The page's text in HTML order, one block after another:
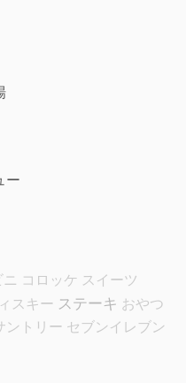
ー
コロッケ スイーツ
スキー ステーキ おやつ
ントリー セブンイレブン